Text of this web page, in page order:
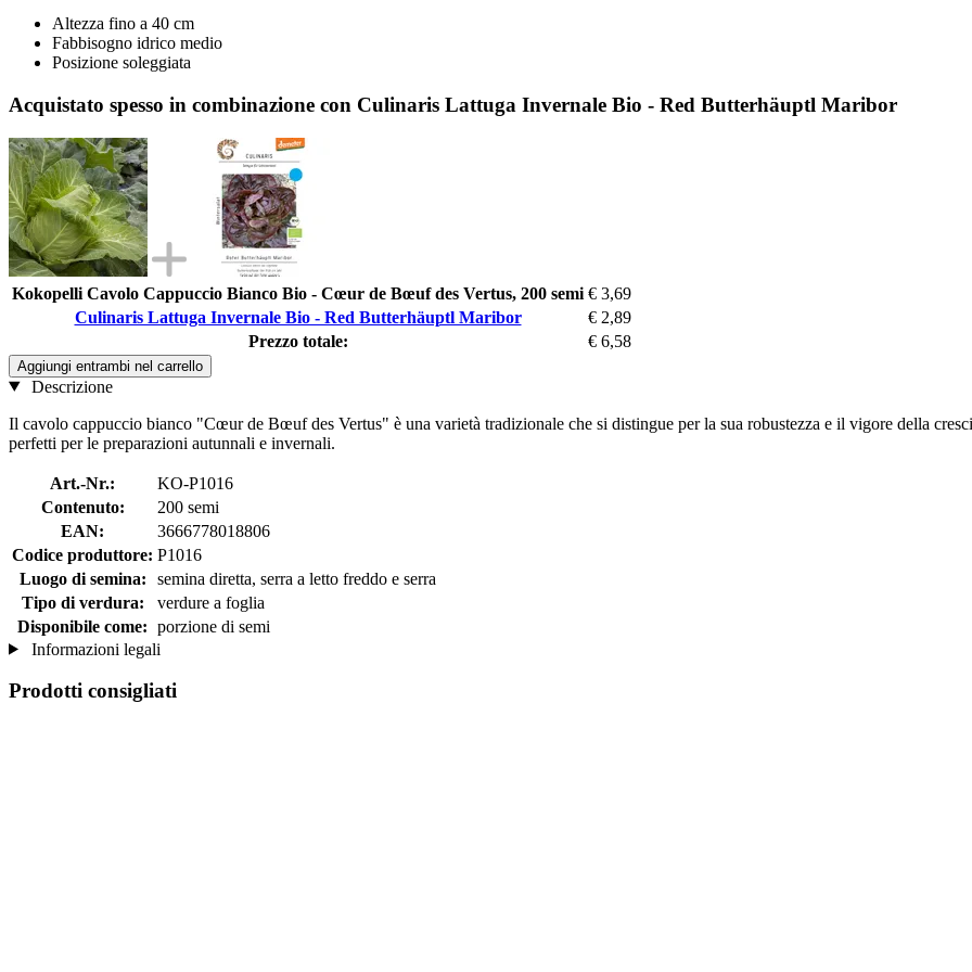
Altezza fino a 40 cm
Fabbisogno idrico medio
Posizione soleggiata
Acquistato spesso in combinazione con Culinaris Lattuga Invernale Bio - Red Butterhäuptl Maribor
Kokopelli Cavolo Cappuccio Bianco Bio - Cœur de Bœuf des Vertus, 200 semi € 3,69
Culinaris Lattuga Invernale Bio - Red Butterhäuptl Maribor
€ 2,89
Prezzo totale:
€ 6,58
Aggiungi entrambi nel carrello
Descrizione
Il cavolo cappuccio bianco "Cœur de Bœuf des Vertus" è una varietà tradizionale che si distingue per la sua robustezza e il vigore della
perfetti per le preparazioni autunnali e invernali.
Art.-Nr.:
KO-P1016
Contenuto:
200 semi
EAN:
3666778018806
Codice produttore: P1016
Luogo di semina:
semina diretta, serra a letto freddo e serra
Tipo di verdura:
verdure a foglia
Disponibile come: porzione di semi
Informazioni legali
Prodotti consigliati